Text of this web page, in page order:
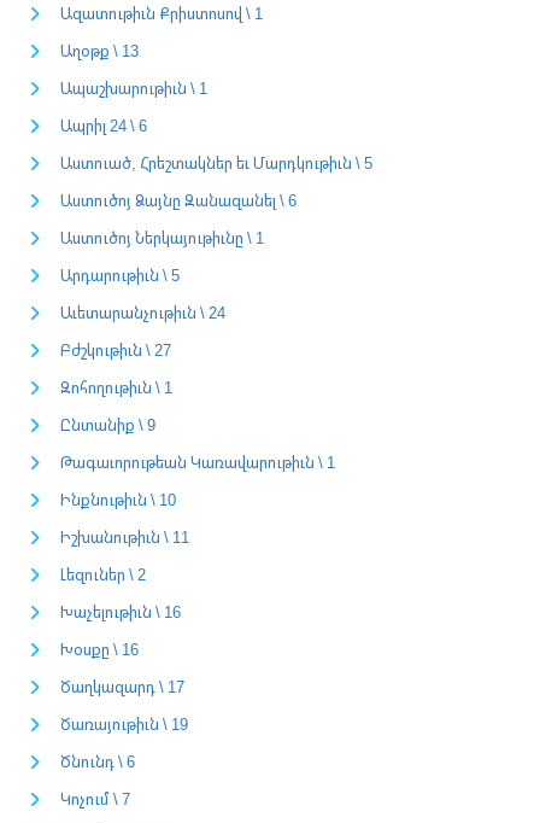
Ազատութիւն Քրիստոսով \ 1
Աղօթք \ 13
Ապաշխարութիւն \ 1
Ապրիլ 24 \ 6
Աստուած, Հրեշտակներ եւ Մարդկութիւն \ 5
Աստուծոյ Ձայնը Զանազանել \ 6
Աստուծոյ Ներկայութիւնը \ 1
Արդարութիւն \ 5
Աւետարանչութիւն \ 24
Բժշկութիւն \ 27
Զոհողութիւն \ 1
Ընտանիք \ 9
Թագաւորութեան Կառավարութիւն \ 1
Ինքնութիւն \ 10
Իշխանութիւն \ 11
Լեզուներ \ 2
Խաչելութիւն \ 16
Խօսքը \ 16
Ծաղկազարդ \ 17
Ծառայութիւն \ 19
Ծնունդ \ 6
Կոչում \ 7